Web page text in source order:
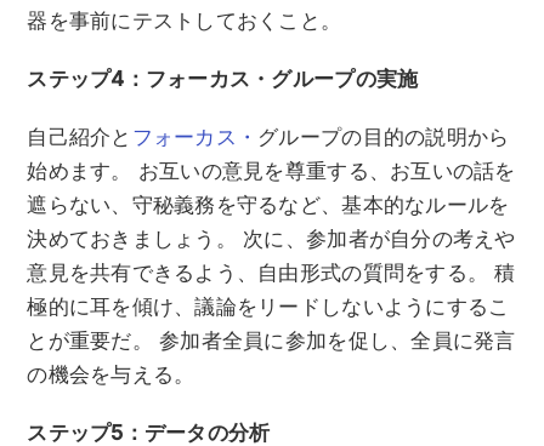
器を事前にテストしておくこと。
ステップ4：フォーカス・グループの実施
自己紹介と フォーカス・ グループの目的の説明から
始めます。 お互いの意見を尊重する、お互いの話を
遮らない、守秘義務を守るなど、基本的なルールを
決めておきましょう。 次に、参加者が自分の考えや
意見を共有できるよう、自由形式の質問をする。 積
極的に耳を傾け、議論をリードしないようにするこ
とが重要だ。 参加者全員に参加を促し、全員に発言
の機会を与える。
ステップ5：データの分析